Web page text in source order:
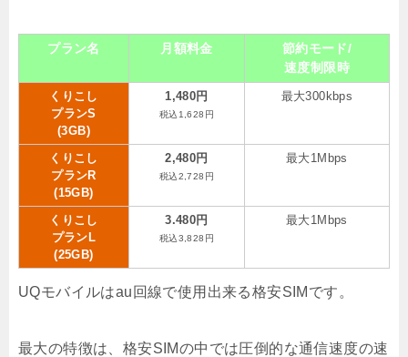
プラン名 月額料金
節約モード/
速度制限時
くりこし
プランS
(3GB)
1,480円
税込1,628円
最大300kbps
くりこし
プランR
(15GB)
2,480円
税込2,728円
最大1Mbps
くりこし
プランL
(25GB)
3.480円
税込3,828円
最大1Mbps
UQモバイルはau回線で使用出来る格安SIMです。
最大の特徴は、格安SIMの中では圧倒的な通信速度の速